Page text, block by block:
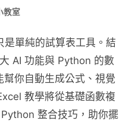
教室
單純的試算表工具。結
AI 功能與 Python 的數
你自動生成公式、視覺
教學將從基礎函數複
整合技巧，助你擺